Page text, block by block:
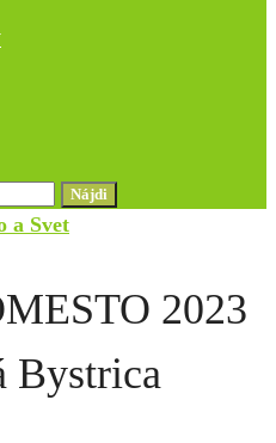
a Svet
2023
Bystrica